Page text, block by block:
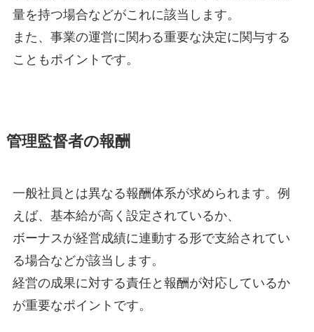
量を持つ場合などがこれに該当します。
また、事業の運営に関わる重要な決定に関与する
こともポイントです。
管理監督者の報酬
一般社員とは異なる報酬体系が求められます。例
えば、基本給が高く設定されているか、
ボーナスが経営成績に連動する形で支給されてい
る場合などが該当します。
経営の成果に対する責任と報酬が対応しているか
が重要なポイントです。